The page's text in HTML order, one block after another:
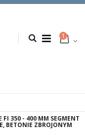
1
350 - 400 MM SEGMENT
BETONIE ZBROJONYM